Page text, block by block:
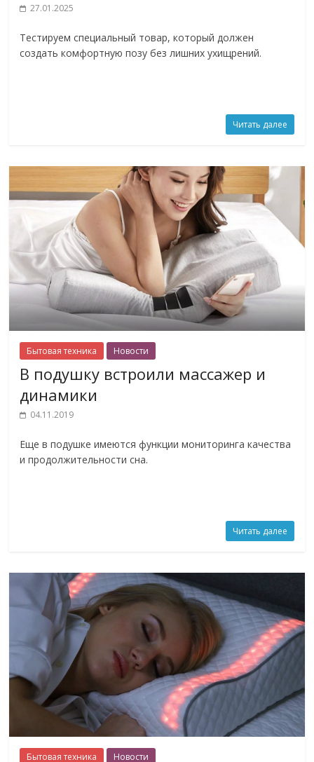
27.01.2025
Тестируем специальный товар, который должен
создать комфортную позу без лишних ухищрений.
Читать далее
Бытовая техника Новости
В подушку встроили массажер и
динамики
04.11.2019
Еще в подушке имеются функции мониторинга качества
и продолжительности сна.
Читать далее
Бытовая техника Новости